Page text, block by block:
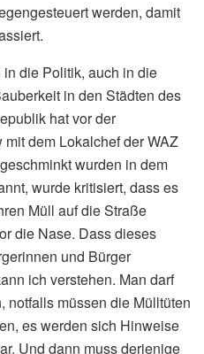
werden, damit
die Politik, auch in die
in den Städten des
hat vor der
dem Lokalchef der WAZ
wurden in dem
wurde kritisiert, dass es
Müll auf die Straße
die Nase. Dass dieses
und Bürger
ich verstehen. Man darf
notfalls müssen die Mülltüten
es werden sich Hinweise
Und dann muss derjenige